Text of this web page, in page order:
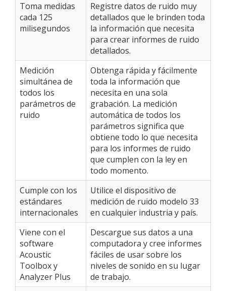
Toma medidas
cada 125
milisegundos
Registre datos de ruido muy
detallados que le brinden toda
la información que necesita
para crear informes de ruido
detallados.
Medición
simultánea de
todos los
parámetros de
ruido
Obtenga rápida y fácilmente
toda la información que
necesita en una sola
grabación. La medición
automática de todos los
parámetros significa que
obtiene todo lo que necesita
para los informes de ruido
que cumplen con la ley en
todo momento.
Cumple con los
estándares
internacionales
Utilice el dispositivo de
medición de ruido modelo 33
en cualquier industria y país.
Viene con el
software
Acoustic
Toolbox y
Analyzer Plus
Descargue sus datos a una
computadora y cree informes
fáciles de usar sobre los
niveles de sonido en su lugar
de trabajo.